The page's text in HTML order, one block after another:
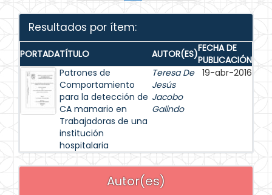
Resultados por ítem:
PORTADATÍTULO AUTOR(ES)FECHA DE
PUBLICACIÓN
Patrones de
Comportamiento
para la detección de
CA mamario en
Trabajadoras de una
institución
hospitalaria
Teresa De
Jesús
Jacobo
Galindo
19-abr-2016
Autor(es)